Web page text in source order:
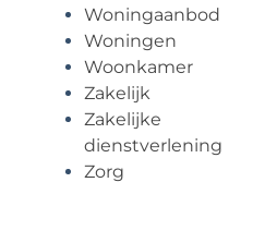
Woningaanbod
Woningen
Woonkamer
Zakelijk
Zakelijke
dienstverlening
Zorg